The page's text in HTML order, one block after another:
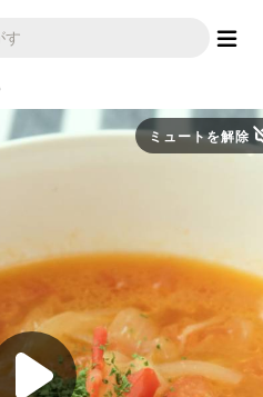
ミュートを解除